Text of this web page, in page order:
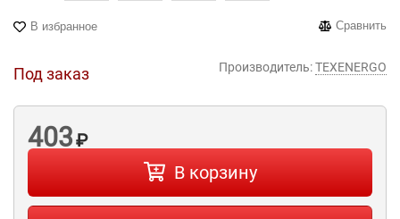
В избранное Сравнить
Под заказ Производитель:TEXENERGO
403₽
В корзину